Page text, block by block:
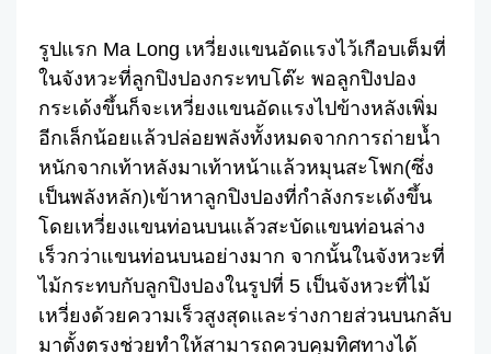
รูปแรก Ma Long เหวี่ยงแขนอัดแรงไว้เกือบเต็มที่
ในจังหวะที่ลูกปิงปองกระทบโต๊ะ พอลูกปิงปอง
กระเด้งขึ้นก็จะเหวี่ยงแขนอัดแรงไปข้างหลังเพิ่ม
อีกเล็กน้อยแล้วปล่อยพลังทั้งหมดจากการถ่ายน้ำ
หนักจากเท้าหลังมาเท้าหน้าแล้วหมุนสะโพก(ซึ่ง
เป็นพลังหลัก)เข้าหาลูกปิงปองที่กำลังกระเด้งขึ้น
โดยเหวี่ยงแขนท่อนบนแล้วสะบัดแขนท่อนล่าง
เร็วกว่าแขนท่อนบนอย่างมาก จากนั้นในจังหวะที่
ไม้กระทบกับลูกปิงปองในรูปที่ 5 เป็นจังหวะที่ไม้
เหวี่ยงด้วยความเร็วสูงสุดและร่างกายส่วนบนกลับ
มาตั้งตรงช่วยทำให้สามารถควบคุมทิศทางได้